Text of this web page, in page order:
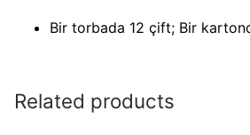
Bir torbada 12 çift; Bir
Related products